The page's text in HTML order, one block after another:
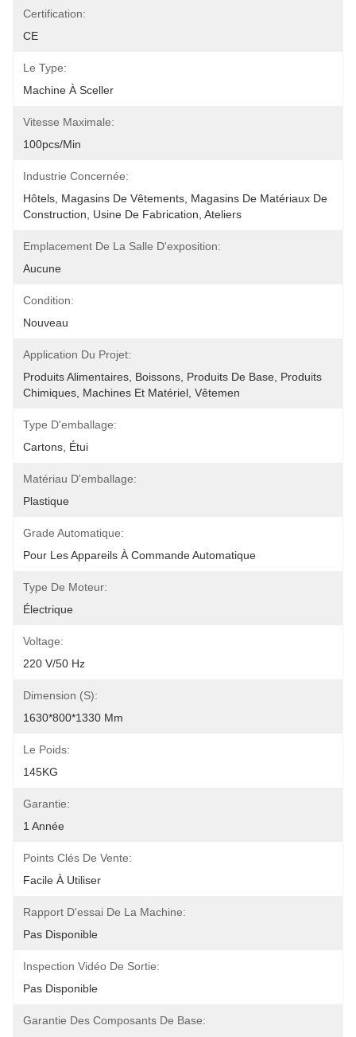
Certification:
CE
Le Type:
Machine À Sceller
Vitesse Maximale:
100pcs/min
Industrie Concernée:
Hôtels, Magasins De Vêtements, Magasins De Matériaux De
Construction, Usine De Fabrication, Ateliers
Emplacement De La Salle D'exposition:
Aucune
Condition:
Nouveau
Application Du Projet:
Produits Alimentaires, Boissons, Produits De Base, Produits
Chimiques, Machines Et Matériel, Vêtemen
Type D'emballage:
Cartons, Étui
Matériau D'emballage:
Plastique
Grade Automatique:
Pour Les Appareils À Commande Automatique
Type De Moteur:
Électrique
Voltage:
220 V/50 Hz
Dimension (s):
1630*800*1330 Mm
Le Poids:
145KG
Garantie:
1 Année
Points Clés De Vente:
Facile À Utiliser
Rapport D'essai De La Machine:
Pas Disponible
Inspection Vidéo De Sortie:
Pas Disponible
Garantie Des Composants De Base: